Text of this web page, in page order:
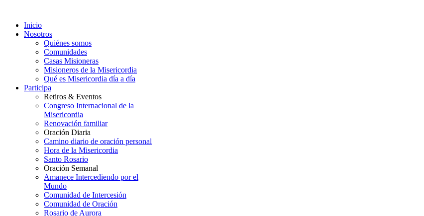
Inicio
Nosotros
Quiénes somos
Comunidades
Casas Misioneras
Misioneros de la Misericordia
Qué es Misericordia día a día
Participa
Retiros & Eventos
Congreso Internacional de la
Misericordia
Renovación familiar
Oración Diaria
Camino diario de oración personal
Hora de la Misericordia
Santo Rosario
Oración Semanal
Amanece Intercediendo por el
Mundo
Comunidad de Intercesión
Comunidad de Oración
Rosario de Aurora